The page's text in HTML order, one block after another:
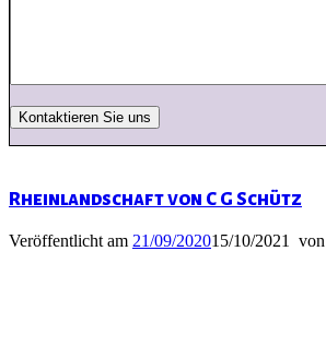
Rheinlandschaft von C G Schütz
Veröffentlicht am 21/09/202015/10/2021 von